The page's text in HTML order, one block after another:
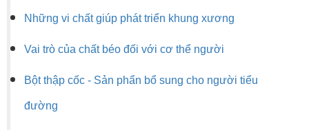
Những vi chất giúp phát triển khung xương
Vai trò của chất béo đối với cơ thể người
Bột thập cốc - Sản phẩn bổ sung cho người tiểu
đường